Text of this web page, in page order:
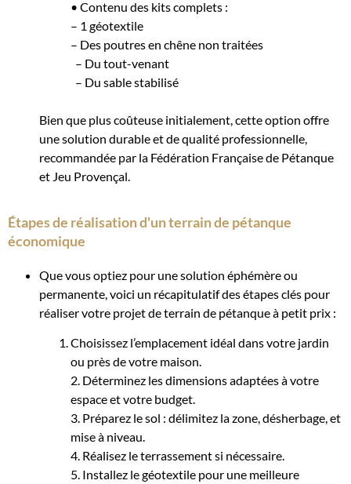
• Contenu des kits complets :
– 1 géotextile
– Des poutres en chêne non traitées
– Du tout-venant
– Du sable stabilisé
Bien que plus coûteuse initialement, cette option offre
une solution durable et de qualité professionnelle,
recommandée par la Fédération Française de Pétanque
et Jeu Provençal.
Étapes de réalisation d'un terrain de pétanque
économique
Que vous optiez pour une solution éphémère ou
permanente, voici un récapitulatif des étapes clés pour
réaliser votre projet de terrain de pétanque à petit prix :
Choisissez l’emplacement idéal dans votre jardin
ou près de votre maison.
2. Déterminez les dimensions adaptées à votre
espace et votre budget.
3. Préparez le sol : délimitez la zone, désherbage, et
mise à niveau.
4. Réalisez le terrassement si nécessaire.
5. Installez le géotextile pour une meilleure